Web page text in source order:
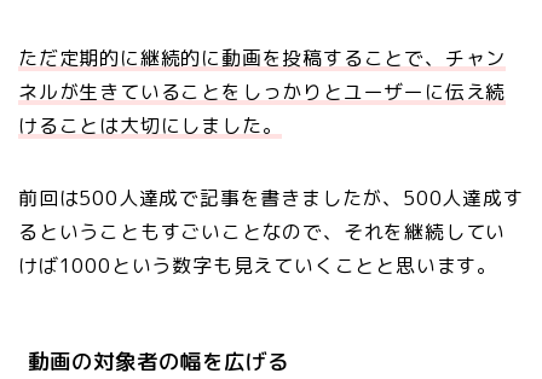
ただ定期的に継続的に動画を投稿することで、チャン
ネルが生きていることをしっかりとユーザーに伝え続
けることは大切にしました。
前回は500人達成で記事を書きましたが、500人達成す
るということもすごいことなので、それを継続してい
けば1000という数字も見えていくことと思います。
動画の対象者の幅を広げる